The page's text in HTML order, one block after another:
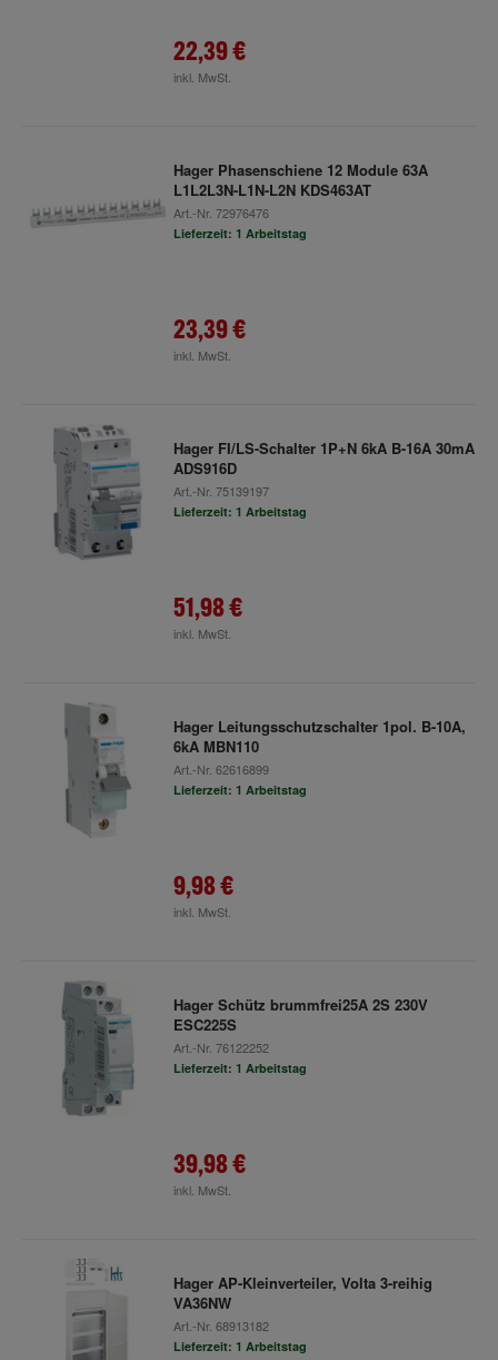
22,39 €
inkl. MwSt.
Hager Phasenschiene 12 Module 63A
L1L2L3N-L1N-L2N KDS463AT
Art.-Nr. 72976476
Lieferzeit: 1 Arbeitstag
23,39 €
inkl. MwSt.
Hager FI/LS-Schalter 1P+N 6kA B-16A 30mA
ADS916D
Art.-Nr. 75139197
Lieferzeit: 1 Arbeitstag
51,98 €
inkl. MwSt.
Hager Leitungsschutzschalter 1pol. B-10A,
6kA MBN110
Art.-Nr. 62616899
Lieferzeit: 1 Arbeitstag
9,98 €
inkl. MwSt.
Hager Schütz brummfrei25A 2S 230V
ESC225S
Art.-Nr. 76122252
Lieferzeit: 1 Arbeitstag
39,98 €
inkl. MwSt.
Hager AP-Kleinverteiler, Volta 3-reihig
VA36NW
Art.-Nr. 68913182
Lieferzeit: 1 Arbeitstag